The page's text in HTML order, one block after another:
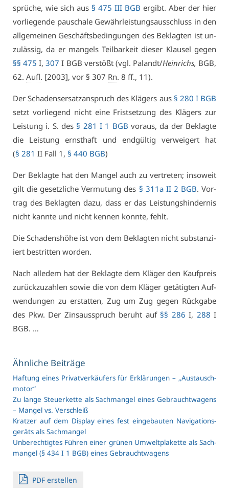
sprü­che, wie sich aus § 475 III BGB er­gibt. Aber der hier
vor­lie­gen­de pau­scha­le Ge­währ­leis­tungs­aus­schluss in den
all­ge­mei­nen Ge­schäfts­be­din­gun­gen des Be­klag­ten ist un­
zu­läs­sig, da er man­gels Teil­bar­keit die­ser Klau­sel ge­gen
§§ 475 I,307 I BGB ver­stößt (vgl. Pa­landt/Hein­richs, BGB,
62. Aufl. [2003], vor § 307 Rn. 8 ff., 11).
Der Scha­dens­er­satz­an­spruch des Klä­gers aus § 280 I BGB
setzt vor­lie­gend nicht ei­ne Frist­set­zung des Klä­gers zur
Leis­tung i. S. des § 281 I 1 BGB vor­aus, da der Be­klag­te
die Leis­tung ernst­haft und end­gül­tig ver­wei­gert hat
(§ 281 II Fall 1, § 440 BGB)
Der Be­klag­te hat den Man­gel auch zu ver­tre­ten; in­so­weit
gilt die ge­setz­li­che Ver­mu­tung des § 311a II 2 BGB. Vor­
trag des Be­klag­ten da­zu, dass er das Leis­tungs­hin­der­nis
nicht kann­te und nicht ken­nen konn­te, fehlt.
Die Scha­dens­hö­he ist von dem Be­klag­ten nicht sub­stan­zi­
iert be­strit­ten wor­den.
Nach al­le­dem hat der Be­klag­te dem Klä­ger den Kauf­preis
zu­rück­zu­zah­len so­wie die von dem Klä­ger ge­tä­tig­ten Auf­
wen­dun­gen zu er­stat­ten, Zug um Zug ge­gen Rück­ga­be
des Pkw. Der Zins­aus­spruch be­ruht auf §§ 286 I, 288 I
BGB. …
Ähn­li­che Bei­trä­ge
Haf­tung ei­nes Pri­vat­ver­käu­fers für Er­klä­run­gen – „Aus­tausch­
mo­tor“
Zu lan­ge Steu­er­ket­te als Sach­man­gel ei­nes Ge­braucht­wa­gens
– Man­gel vs. Ver­schleiß
Krat­zer auf dem Dis­play ei­nes fest ein­ge­bau­ten Na­vi­ga­ti­ons­
ge­räts als Sach­man­gel
Un­be­rech­tig­tes Füh­ren ei­ner grü­nen Um­welt­pla­ket­te als Sach­
man­gel (§ 434 I 1 BGB) ei­nes Ge­braucht­wa­gens
PDF er­stel­len